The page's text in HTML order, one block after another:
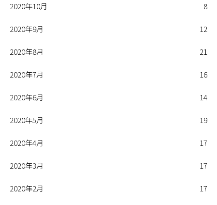
2020年10月 8
2020年9月 12
2020年8月 21
2020年7月 16
2020年6月 14
2020年5月 19
2020年4月 17
2020年3月 17
2020年2月 17